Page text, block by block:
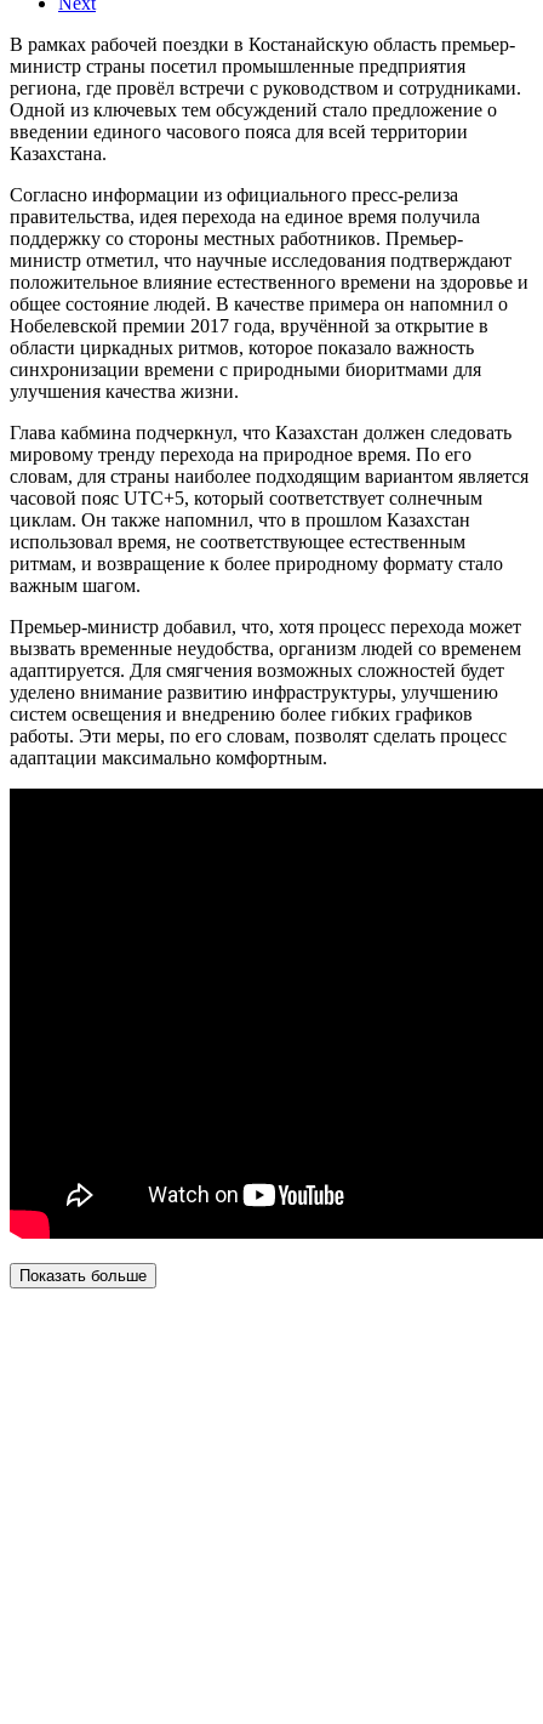
В рамках рабочей поездки в Костанайскую область премьер-
министр страны посетил промышленные предприятия
региона, где провёл встречи с руководством и сотрудниками.
Одной из ключевых тем обсуждений стало предложение о
введении единого часового пояса для всей территории
Казахстана.
Согласно информации из официального пресс-релиза
правительства, идея перехода на единое время получила
поддержку со стороны местных работников. Премьер-
министр отметил, что научные исследования подтверждают
положительное влияние естественного времени на здоровье и
общее состояние людей. В качестве примера он напомнил о
Нобелевской премии 2017 года, вручённой за открытие в
области циркадных ритмов, которое показало важность
синхронизации времени с природными биоритмами для
улучшения качества жизни.
Глава кабмина подчеркнул, что Казахстан должен следовать
мировому тренду перехода на природное время. По его
словам, для страны наиболее подходящим вариантом является
часовой пояс UTC+5, который соответствует солнечным
циклам. Он также напомнил, что в прошлом Казахстан
использовал время, не соответствующее естественным
ритмам, и возвращение к более природному формату стало
важным шагом.
Премьер-министр добавил, что, хотя процесс перехода может
вызвать временные неудобства, организм людей со временем
адаптируется. Для смягчения возможных сложностей будет
уделено внимание развитию инфраструктуры, улучшению
систем освещения и внедрению более гибких графиков
работы. Эти меры, по его словам, позволят сделать процесс
адаптации максимально комфортным.
Показать больше